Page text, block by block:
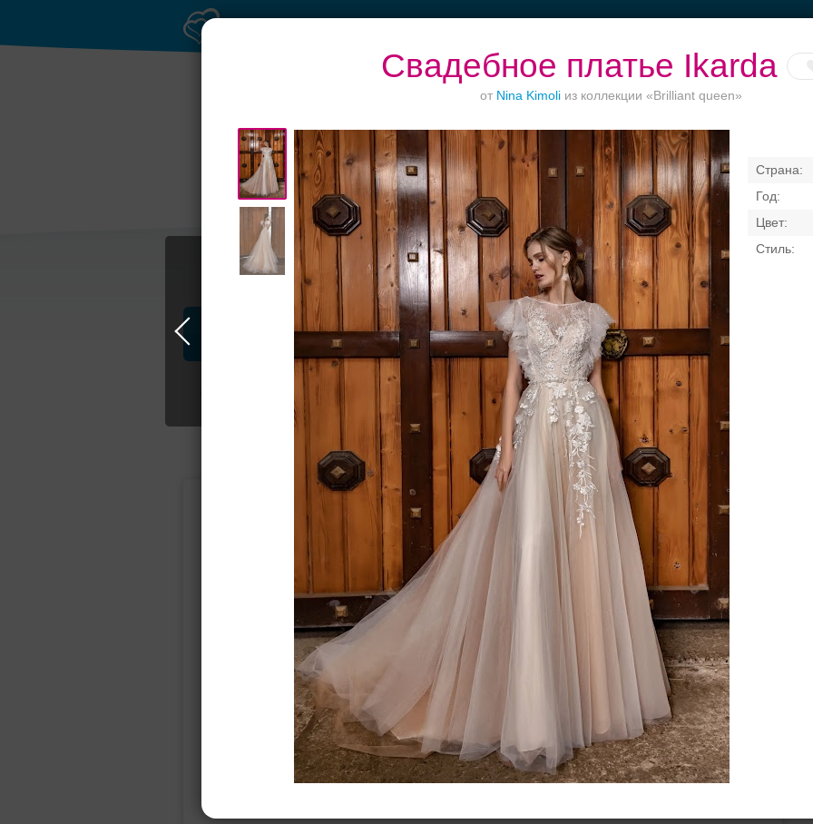
Свадебное платье Ikarda
от Nina Kimoliиз коллекции «Brilliant queen»
Банкетные залы до
50 гостей
Банкетный зал при
отеле
Торжества за
городом
Приватное
торжество в центре
Профессионалы и услуги Свадебные платья Банкет Транспорт
Подбор свадебного платья
По стилю
Русалка Принцесса Бальное